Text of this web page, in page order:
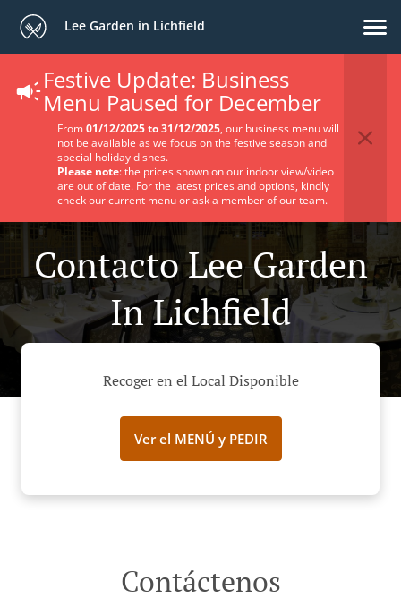
Lee Garden in Lichfield
Festive Update: Business
Menu Paused for December
From01/12/2025 to 31/12/2025, our business menu will
not be available as we focus on the festive season and
special holiday dishes.
Please note: the prices shown on our indoor view/video
are out of date. For the latest prices and options, kindly
check our current menu or ask a member of our team.
Contacto Lee Garden
In Lichfield
Recoger en el Local Disponible
Ver el MENÚ y PEDIR
Contáctenos